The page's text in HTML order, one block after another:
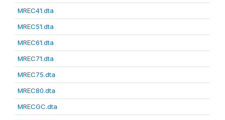
MREC41.dta
MREC51.dta
MREC61.dta
MREC71.dta
MREC75.dta
MREC80.dta
MRECGC.dta